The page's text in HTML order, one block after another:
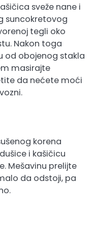
sveže nane i
suncokretovog
tegli oko
Nakon toga
od obojenog stakla
masirajte
da nećete moći
korena
i kašičicu
Mešavinu prelijte
da odstoji, pa